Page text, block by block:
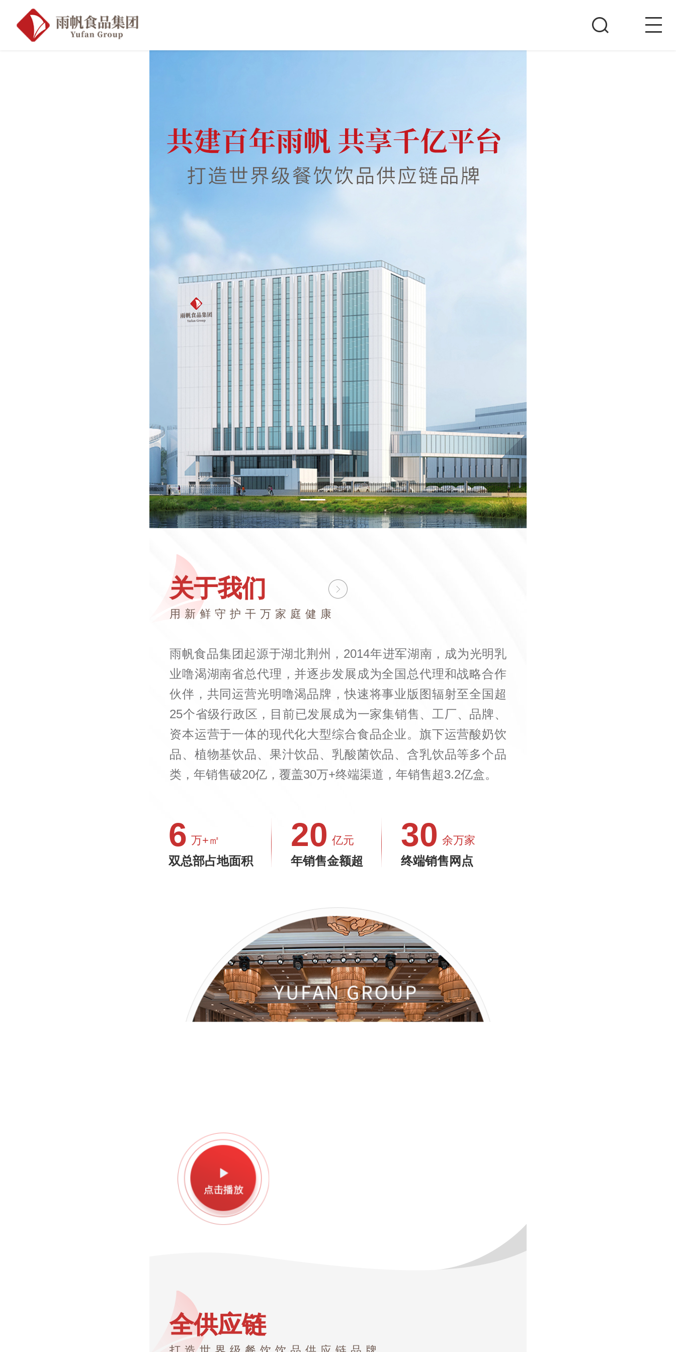
关于我们
用新鲜守护干万家庭健康
雨帆食品集团起源于湖北荆州，2014年进军湖南，成为光明乳
业噜渴湖南省总代理，并逐步发展成为全国总代理和战略合作
伙伴，共同运营光明噜渴品牌，快速将事业版图辐射至全国超
25个省级行政区，目前已发展成为一家集销售、工厂、品牌、
资本运营于一体的现代化大型综合食品企业。旗下运营酸奶饮
品、植物基饮品、果汁饮品、乳酸菌饮品、含乳饮品等多个品
类，年销售破20亿，覆盖30万+终端渠道，年销售超3.2亿盒。
6 万+㎡
双总部占地面积
20 亿元
年销售金额超
30 余万家
终端销售网点
全供应链